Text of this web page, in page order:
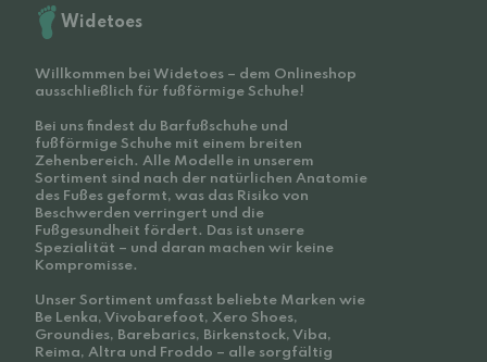
Widetoes
Willkommen bei Widetoes – dem Onlineshop
ausschließlich für fußförmige Schuhe!
Bei uns findest du Barfußschuhe und
fußförmige Schuhe mit einem breiten
Zehenbereich. Alle Modelle in unserem
Sortiment sind nach der natürlichen Anatomie
des Fußes geformt, was das Risiko von
Beschwerden verringert und die
Fußgesundheit fördert. Das ist unsere
Spezialität – und daran machen wir keine
Kompromisse.
Unser Sortiment umfasst beliebte Marken wie
Be Lenka, Vivobarefoot, Xero Shoes,
Groundies, Barebarics, Birkenstock, Viba,
Reima, Altra und Froddo – alle sorgfältig